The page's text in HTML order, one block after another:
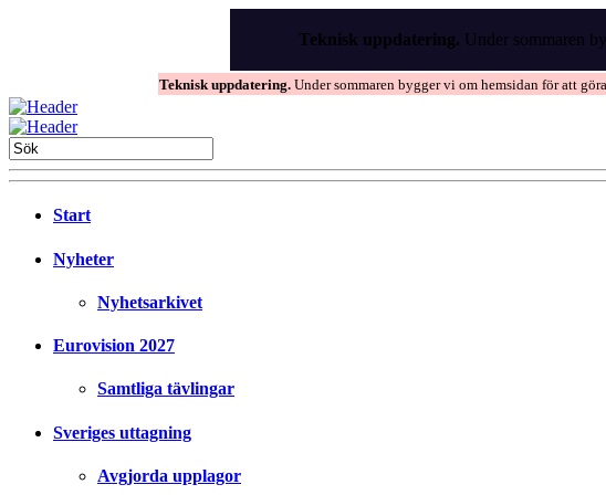
Teknisk uppdatering. Under sommaren
Teknisk uppdatering. Under sommaren bygger vi om hemsidan för att
Start
Nyheter
Nyhetsarkivet
Eurovision 2027
Samtliga tävlingar
Sveriges uttagning
Avgjorda upplagor